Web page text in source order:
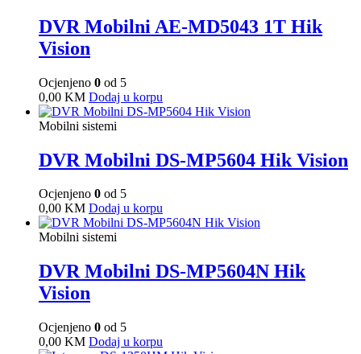
DVR Mobilni AE-MD5043 1T Hik
Vision
Ocjenjeno 0 od 5
0,00 KM Dodaj u korpu
Mobilni sistemi
DVR Mobilni DS-MP5604 Hik Vision
Ocjenjeno 0 od 5
0,00 KM Dodaj u korpu
Mobilni sistemi
DVR Mobilni DS-MP5604N Hik
Vision
Ocjenjeno 0 od 5
0,00 KM Dodaj u korpu